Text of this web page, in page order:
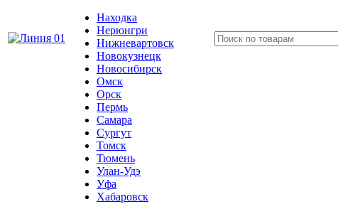
Находка
Нерюнгри
Нижневартовск
Новокузнецк
Новосибирск
Омск
Орск
Пермь
Самара
Сургут
Томск
Тюмень
Улан-Удэ
Уфа
Хабаровск